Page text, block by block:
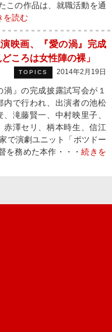
この作品は、就職活動を通
を読む
映画、『愛の渦』完成
ころは女性陣の裸」
TOPICS 2014年2月19日
』の完成披露試写会が１
内で行われ、出演者の池松
滝藤賢一、中村映里子、
赤澤セリ、柄本時生、信江
演劇ユニット「ポツドー
を務めた本作・・・続きを